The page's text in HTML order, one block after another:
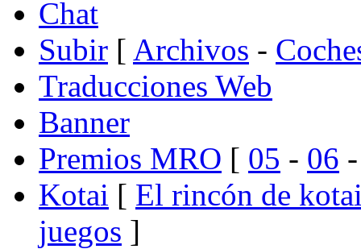
Chat
Subir [ Archivos -
Traducciones Web
Banner
Premios MRO [ 05 - 06
Kotai [ El rincón de
juegos ]